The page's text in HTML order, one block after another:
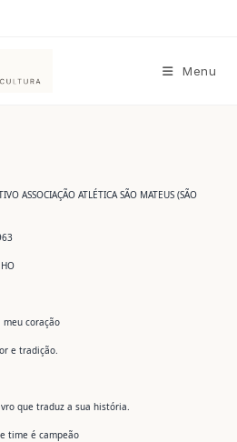
Menu
ASSOCIAÇÃO ATLÉTICA SÃO MATEUS (SÃO
coração
e tradição.
que traduz a sua história.
time é campeão